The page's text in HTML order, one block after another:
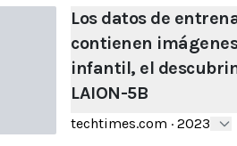
Los datos de
contienen
infantil, el
LAION-5B
techtimes.com · 2023